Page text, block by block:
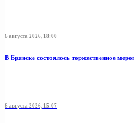
6 августа 2026, 18:00
В Брянске состоялось торжественное
6 августа 2026, 15:07